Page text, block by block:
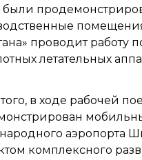
были
проводит работу
летательных
в ходе рабочей
аэропорта
комплексного